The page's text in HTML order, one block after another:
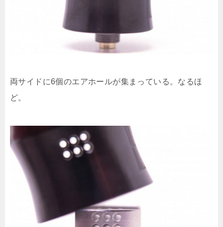
両サイドに6個のエアホールが集まっている。なるほ
ど。